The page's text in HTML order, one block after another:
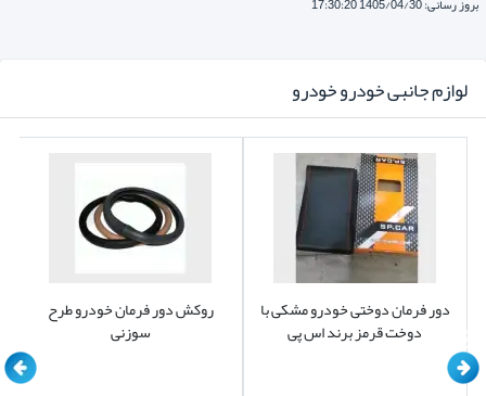
بروز رسانی: 1405/04/30 17:30:20
لوازم جانبی خودرو خودرو
روکش دور فرمان خودرو طرح
سوزنی
دور فرمان دوختی خودرو مشکی با
دوخت قرمز برند اس پی